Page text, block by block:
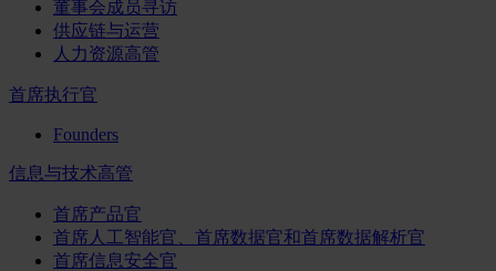
董事会成员寻访
供应链与运营
人力资源高管
首席执行官
Founders
信息与技术高管
首席产品官
首席人工智能官、首席数据官和首席数据解析官
首席信息安全官